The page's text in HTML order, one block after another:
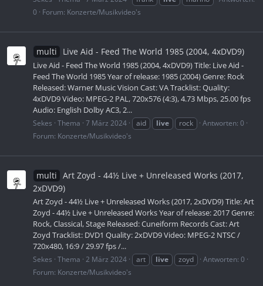
0
Forum: Konzerte/Musikvideo's
multi Live Aid - Feed The World 1985 (2004, 4xDVD9)
Live Aid - Feed The World 1985 (2004, 4xDVD9) Title: Live Aid -
Feed The World 1985 Year of release: 1985 (2004) Genre: Rock
Released: Warner Music Vision Cast: VA Tracklist: Quality:
4xDVD9 Video: MPEG-2 PAL, 720x576 (4:3), 4.73 Mbps, 25.00 fps
Audio: English Dolby AC3, 2...
Sekes Thema 7 März 2024 aid live rock
Antworten: 0
Forum: Konzerte/Musikvideo's
multi Art Zoyd - 44½ Live + Unreleased Works (2017,
2xDVD9)
Art Zoyd - 44½ Live + Unreleased Works (2017, 2xDVD9) Title: Art
Zoyd - 44½ Live + Unreleased Works Year of release: 2017 Genre:
Rock, Classical, Stage Released: Cuneiform Records Cast: Art
Zoyd Tracklist: DVD1 Quality: 2xDVD9 Video: MPEG-2 NTSC /
720x480, 16:9 / 29.97 fps /...
Sekes Thema 2 März 2024 art live zoyd
Antworten: 0
Forum: Konzerte/Musikvideo's